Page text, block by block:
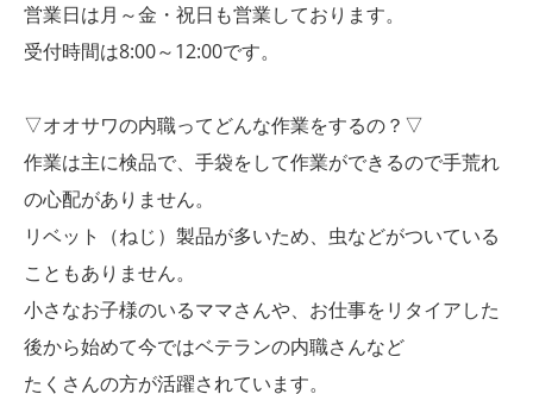
営業日は月～金・祝日も営業しております。
受付時間は8:00～12:00です。
▽オオサワの内職ってどんな作業をするの？▽
作業は主に検品で、手袋をして作業ができるので手荒れ
の心配がありません。
リベット（ねじ）製品が多いため、虫などがついている
こともありません。
小さなお子様のいるママさんや、お仕事をリタイアした
後から始めて今ではベテランの内職さんなど
たくさんの方が活躍されています。